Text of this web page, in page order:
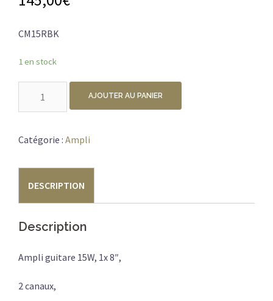
CM15RBK
1 en stock
CM15RBK
AJOUTER AU PANIER
Catégorie : Ampli
DESCRIPTION
Description
Ampli guitare 15W, 1x 8″,
2 canaux,